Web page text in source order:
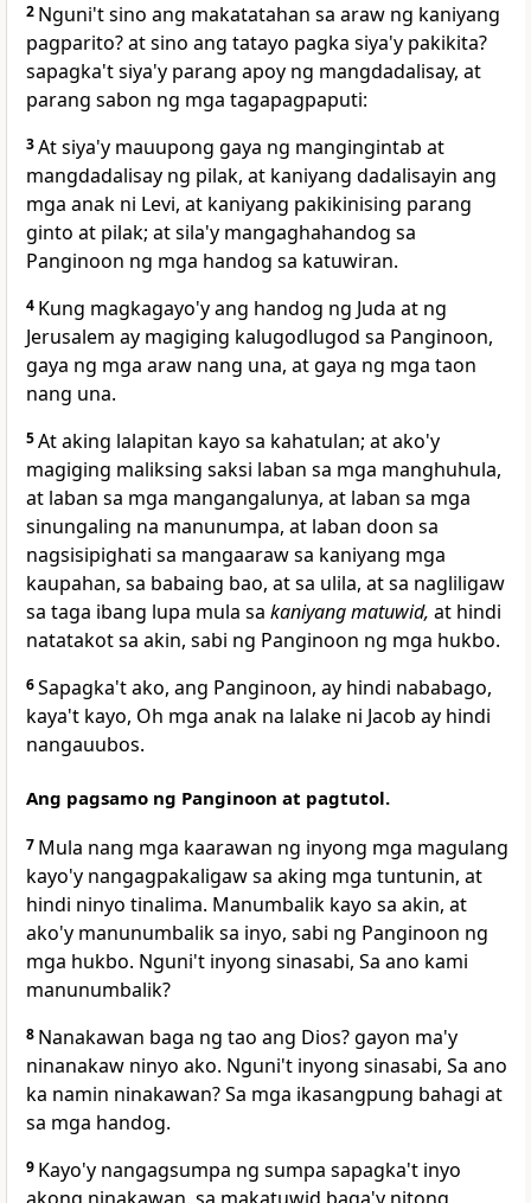
2 Nguni't sino ang makatatahan sa araw ng kaniyang
pagparito? at sino ang tatayo pagka siya'y pakikita?
sapagka't siya'y parang apoy ng mangdadalisay, at
parang sabon ng mga tagapagpaputi:
3At siya'y mauupong gaya ng mangingintab at
mangdadalisay ng pilak, at kaniyang dadalisayin ang
mga anak ni Levi, at kaniyang pakikinising parang
ginto at pilak; at sila'y mangaghahandog sa
Panginoon ng mga handog sa katuwiran.
4 Kung magkagayo'y ang handog ng Juda at ng
Jerusalem ay magiging kalugodlugod sa Panginoon,
gaya ng mga araw nang una, at gaya ng mga taon
nang una.
5At aking lalapitan kayo sa kahatulan; at ako'y
magiging maliksing saksi laban sa mga manghuhula,
at laban sa mga mangangalunya, at laban sa mga
sinungaling na manunumpa, at laban doon sa
nagsisipighati sa mangaaraw sa kaniyang mga
kaupahan, sa babaing bao, at sa ulila, at sa nagliligaw
sa taga ibang lupa mula sa kaniyang matuwid, at hindi
natatakot sa akin, sabi ng Panginoon ng mga hukbo.
6Sapagka't ako, ang Panginoon, ay hindi nababago,
kaya't kayo, Oh mga anak na lalake ni Jacob ay hindi
nangauubos.
Ang pagsamo ng Panginoon at pagtutol.
7 Mula nang mga kaarawan ng inyong mga magulang
kayo'y nangagpakaligaw sa aking mga tuntunin, at
hindi ninyo tinalima. Manumbalik kayo sa akin, at
ako'y manunumbalik sa inyo, sabi ng Panginoon ng
mga hukbo. Nguni't inyong sinasabi, Sa ano kami
manunumbalik?
8 Nanakawan baga ng tao ang Dios? gayon ma'y
ninanakaw ninyo ako. Nguni't inyong sinasabi, Sa ano
ka namin ninakawan? Sa mga ikasangpung bahagi at
sa mga handog.
9 Kayo'y nangagsumpa ng sumpa sapagka't inyo